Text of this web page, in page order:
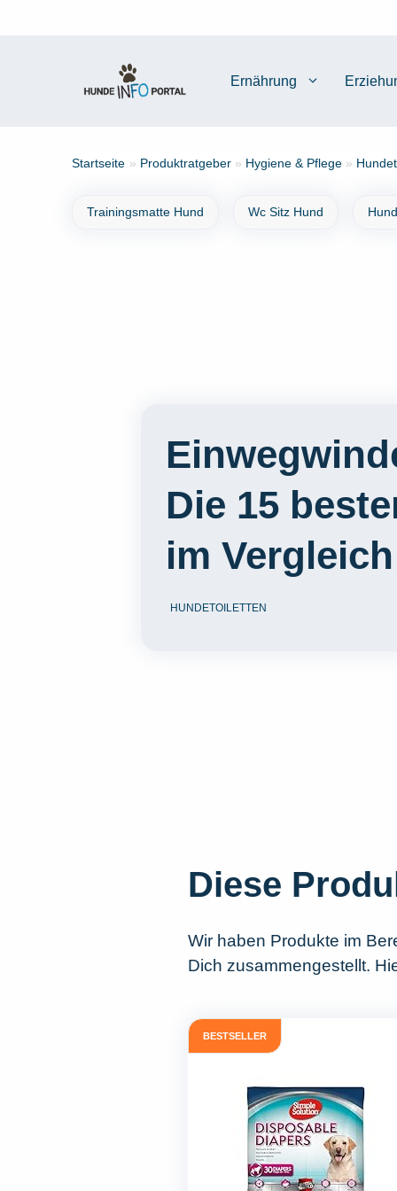
Ernährung
Startseite » Produktratgeber » Hygiene & Pflege »
Trainingsmatte Hund Wc Sitz Hund
Die 15
im Vergleich
HUNDETOILETTEN
Diese
Wir haben Produkte im
Dich zusammengestellt.
BESTSELLER